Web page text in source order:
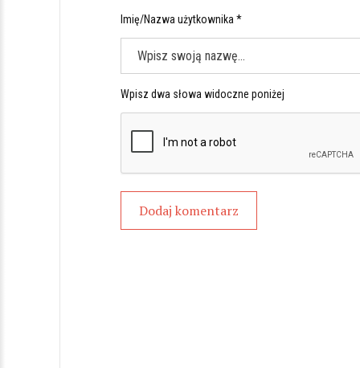
Imię/Nazwa użytkownika *
Wpisz dwa słowa widoczne poniżej